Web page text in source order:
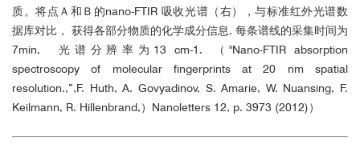
质。将点Ａ和Ｂ的nano-FTIR 吸收光谱（右），与标准红外光谱数
据库对比， 获得各部分物质的化学成分信息. 每条谱线的采集时间为
7min, 光谱分辨率为13 cm-1. （"Nano-FTIR absorption
spectroscopy of molecular fingerprints at 20 nm spatial
resolution.,”,F. Huth, A. Govyadinov, S. Amarie, W. Nuansing, F.
Keilmann, R. Hillenbrand,）Nanoletters 12, p. 3973 (2012)）